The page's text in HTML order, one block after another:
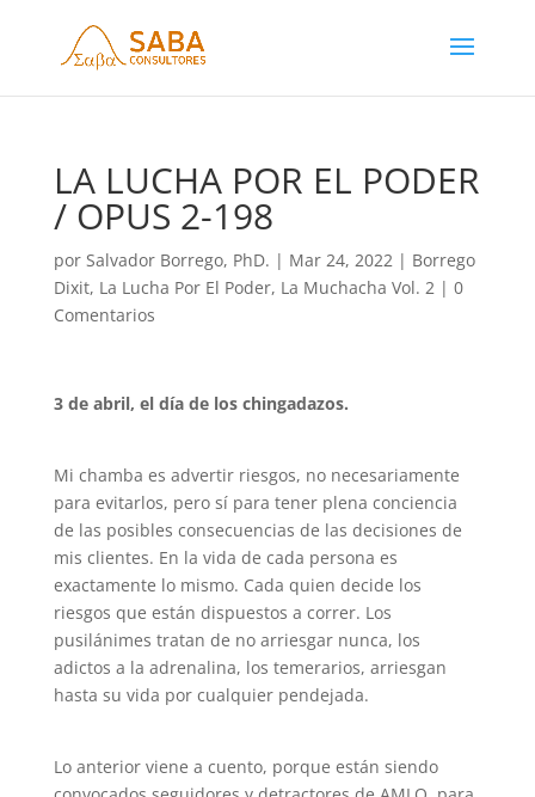
LA LUCHA POR EL PODER
/ OPUS 2-198
por Salvador Borrego, PhD. | Mar 24, 2022| Borrego
Dixit, La Lucha Por El Poder, La Muchacha Vol. 2| 0
Comentarios
3 de abril, el día de los chingadazos.
Mi chamba es advertir riesgos, no necesariamente
para evitarlos, pero sí para tener plena conciencia
de las posibles consecuencias de las decisiones de
mis clientes. En la vida de cada persona es
exactamente lo mismo. Cada quien decide los
riesgos que están dispuestos a correr. Los
pusilánimes tratan de no arriesgar nunca, los
adictos a la adrenalina, los temerarios, arriesgan
hasta su vida por cualquier pendejada.
Lo anterior viene a cuento, porque están siendo